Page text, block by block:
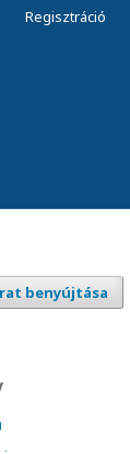
Regisztráció
benyújtása